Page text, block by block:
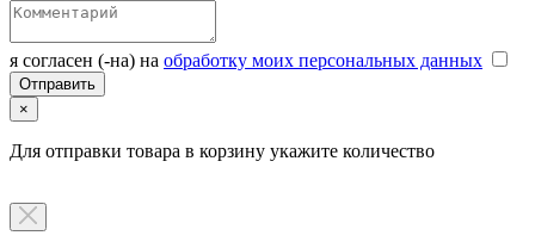
я согласен (-на) на обработку моих персональных данных
×
Для отправки товара в корзину укажите количество